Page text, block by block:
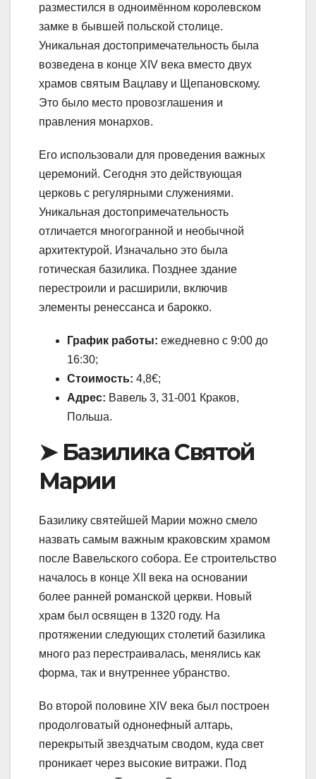
разместился в одноимённом королевском
замке в бывшей польской столице.
Уникальная достопримечательность была
возведена в конце XIV века вместо двух
храмов святым Вацлаву и Щепановскому.
Это было место провозглашения и
правления монархов.
Его использовали для проведения важных
церемоний. Сегодня это действующая
церковь с регулярными служениями.
Уникальная достопримечательность
отличается многогранной и необычной
архитектурой. Изначально это была
готическая базилика. Позднее здание
перестроили и расширили, включив
элементы ренессанса и барокко.
График работы: ежедневно с 9:00 до
16:30;
Стоимость: 4,8€;
Адрес: Вавель 3, 31-001 Краков,
Польша.
➤ Базилика Святой
Марии
Базилику святейшей Марии можно смело
назвать самым важным краковским храмом
после Вавельского собора. Ее строительство
началось в конце XII века на основании
более ранней романской церкви. Новый
храм был освящен в 1320 году. На
протяжении следующих столетий базилика
много раз перестраивалась, менялись как
форма, так и внутреннее убранство.
Во второй половине XIV века был построен
продолговатый однонефный алтарь,
перекрытый звездчатым сводом, куда свет
проникает через высокие витражи. Под